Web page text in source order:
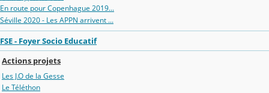
En route pour Copenhague 2019...
Séville 2020 - Les APPN arrivent ...
FSE - Foyer Socio Educatif
Actions projets
Les J.O de la Gesse
Le Téléthon